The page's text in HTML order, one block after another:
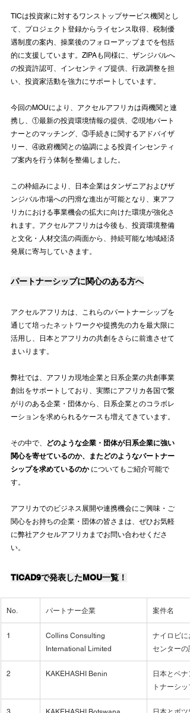
TICは投資家に対するワンストップサービス機関とし
て、プロジェクト登録からライセンス取得、税制優
遇制度の案内、操業後のフォローアップまでを包括
的に支援しています。ZIPAも同様に、ザンジバルへ
の投資許認可、インセンティブ提供、行政調整を担
い、投資家活動を強力にサポートしています。
今回のMOUにより、アクセルアフリカは両機関と連
携し、①最新の投資環境情報の提供、②現地パート
ナーとのマッチング、③手続きに関するアドバイザ
リー、④政府機関との協調による投資インセンティ
ブ案内を行う体制を整備しました。
この枠組みにより、日本企業はタンザニアおよびザ
ンジバル市場への円滑な進出が可能となり、東アフ
リカにおける事業機会の拡大に向けた環境が強化さ
れます。アクセルアフリカは今後も、投資環境整備
と文化・人材交流の両面から、持続可能な地域経済
発展に寄与していきます。
パートナーシップに関心のある方へ
アクセルアフリカは、これらのパートナーシップを
通じて培ったネットワークや提携先の力を最大限に
活用し、日本とアフリカの共創をさらに前進させて
まいります。
弊社では、アフリカ現地企業と日系企業の共創事業
創出をサポートしており、実際にアフリカ各国で繋
がりのある企業・団体から、日系企業とのコラボレ
ーションを求められるケースも増えてきています。
その中で、
どのような企業・団体が日系企業に強い
関心を寄せているのか、またどのようなパートナー
シップを求めているのか についてもご紹介可能で
す。
アフリカでのビジネス展開や連携機会にご興味・ご
関心をお持ちの企業・団体の皆さまは、ぜひお気軽
に弊社アクセルアフリカまでお問い合わせくださ
い。
TICAD9で発表したMOU一覧！
No. パートナー企業 案件名
1
Collins Consulting
International Limited
ナイロビ
センター
2 KAKEHASHI Benin
日本とベ
トナーシッ